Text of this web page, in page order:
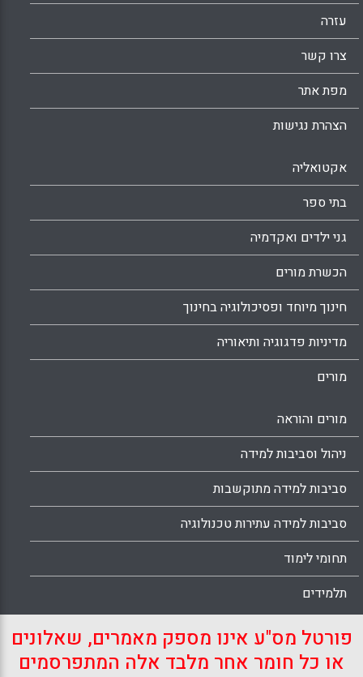
עזרה
צרו קשר
מפת אתר
הצהרת נגישות
אקטואליה
בתי ספר
גני ילדים ואקדמיה
הכשרת מורים
חינוך מיוחד ופסיכולוגיה בחינוך
מדיניות פדגוגיה ותיאוריה
מורים
מורים והוראה
ניהול וסביבות למידה
סביבות למידה מתוקשבות
סביבות למידה עתירות טכנולוגיה
תחומי לימוד
תלמידים
פורטל מס"ע אינו מספק מאמרים, שאלונים
או כל חומר אחר מלבד אלה המתפרסמים